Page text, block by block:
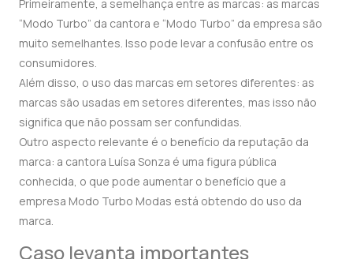
Primeiramente, a semelhança entre as marcas: as marcas
“Modo Turbo” da cantora e “Modo Turbo” da empresa são
muito semelhantes. Isso pode levar a confusão entre os
consumidores.
Além disso, o uso das marcas em setores diferentes: as
marcas são usadas em setores diferentes, mas isso não
significa que não possam ser confundidas.
Outro aspecto relevante é o benefício da reputação da
marca: a cantora Luísa Sonza é uma figura pública
conhecida, o que pode aumentar o benefício que a
empresa Modo Turbo Modas está obtendo do uso da
marca.
Caso levanta importantes